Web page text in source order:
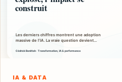
IA & DATA